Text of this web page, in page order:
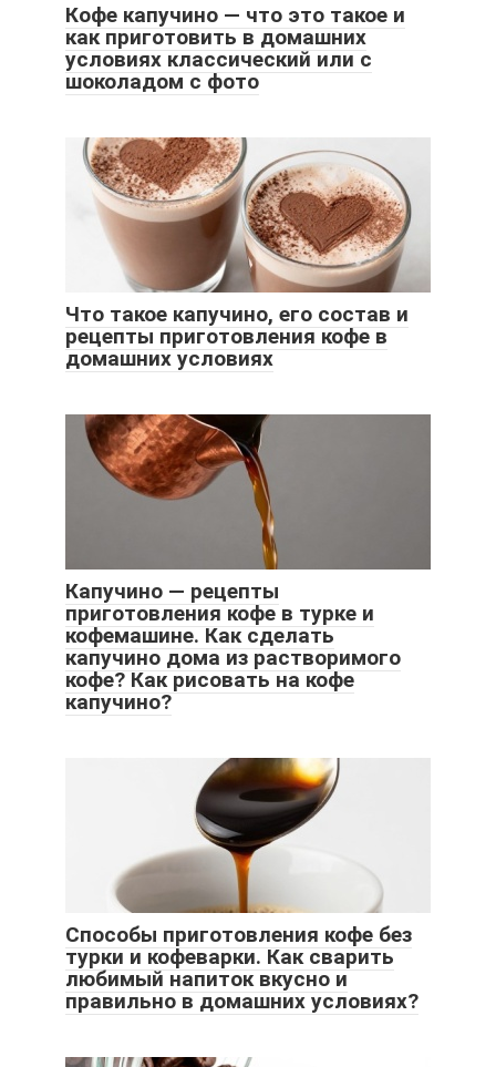
Кофе капучино — что это такое и
как приготовить в домашних
условиях классический или с
шоколадом с фото
Что такое капучино, его состав и
рецепты приготовления кофе в
домашних условиях
Капучино — рецепты
приготовления кофе в турке и
кофемашине. Как сделать
капучино дома из растворимого
кофе? Как рисовать на кофе
капучино?
Способы приготовления кофе без
турки и кофеварки. Как сварить
любимый напиток вкусно и
правильно в домашних условиях?